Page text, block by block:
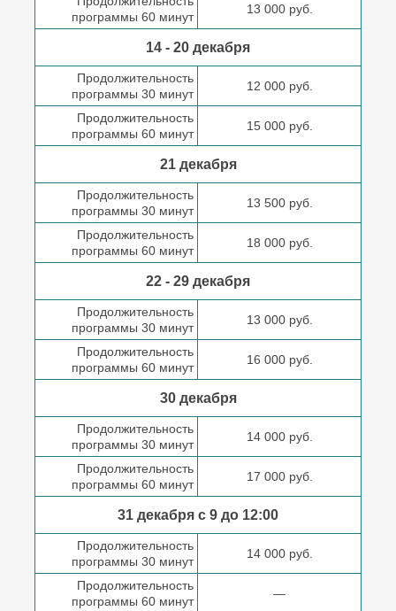
программы 60 минут
13 000 руб.
14 - 20 декабря
Продолжительность
программы 30 минут
12 000 руб.
Продолжительность
программы 60 минут
15 000 руб.
21 декабря
Продолжительность
программы 30 минут
13 500 руб.
Продолжительность
программы 60 минут
18 000 руб.
22 - 29 декабря
Продолжительность
программы 30 минут
13 000 руб.
Продолжительность
программы 60 минут
16 000 руб.
30 декабря
Продолжительность
программы 30 минут
14 000 руб.
Продолжительность
программы 60 минут
17 000 руб.
31 декабря с 9 до 12:00
Продолжительность
программы 30 минут
14 000 руб.
Продолжительность
программы 60 минут
—